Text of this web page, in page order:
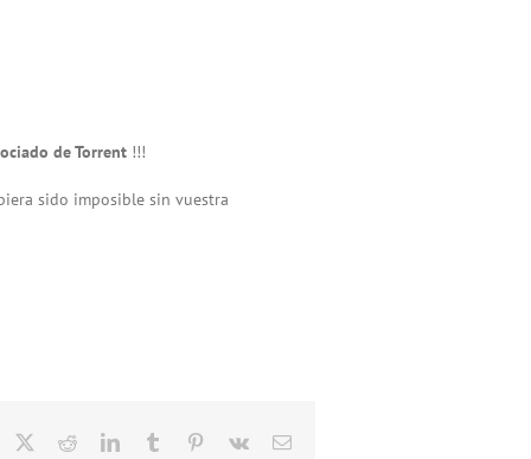
de Torrent!!!
sido imposible sin vuestra
Facebook RedditLinkedInTumblr Pinterest
Vk Email